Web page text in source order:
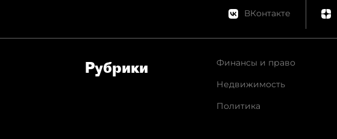
ВКонтакте
Рубрики
Финансы и право
Недвижимость
Политика